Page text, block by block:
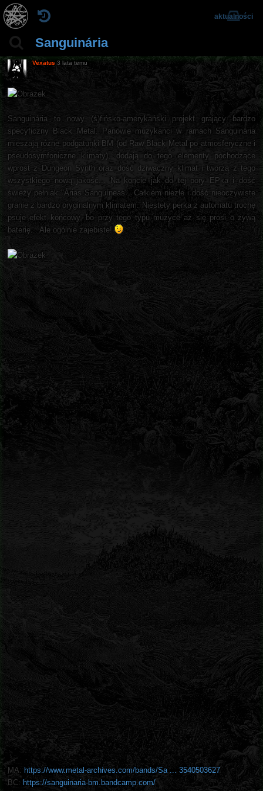
Sanguinária
aktualności
Vexatus 3 lata temu
Sanguinária to nowy (ś)fińsko-amerykański projekt grający bardzo
specyficzny Black Metal. Panowie muzykanci w ramach Sanguinária
mieszają różne podgatunki BM (od Raw Black Metal po atmosferyczne i
pseudosymfoniczne klimaty), dodają do tego elementy pochodzące
wprost z Dungeon Synth oraz dość dziwaczny klimat i tworzą z tego
wszystkiego nową jakość... Na koncie jak do tej pory EPka i dość
świeży pełniak "Árias Sangu​í​neas". Całkiem niezłe i dość nieoczywiste
granie z bardzo oryginalnym klimatem. Niestety perka z automatu trochę
psuje efekt końcowy, bo przy tego typu muzyce aż się prosi o żywą
baterię... Ale ogólnie zajebiste!
MA: https://www.metal-archives.com/bands/Sa ... 3540503627
BC: https://sanguinaria-bm.bandcamp.com/